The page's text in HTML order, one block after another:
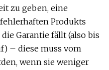
zu geben, eine
Produkts
Garantie fällt (also bis
– diese muss vom
wenn sie weniger